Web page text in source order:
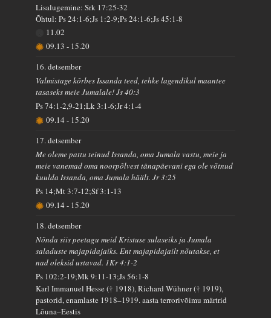
Lisalugemine: Srk 17:25-32
Õhtul: Ps 24:1-6;Js 1:2-9;Ps 24:1-6;Js 45:1-8
11.02
09.13- 15.20
16. detsember
Valmistage kõrbes Issanda teed, tehke lagendikul maantee
tasaseks meie Jumalale! Js 40:3
Ps 74:1-2,9-21;Lk 3:1-6;Jr 4:1-4
09.14- 15.20
17. detsember
Me oleme pattu teinud Issanda, oma Jumala vastu, meie ja
meie vanemad oma noorpõlvest tänapäevani ega ole võtnud
kuulda Issanda, oma Jumala häält. Jr 3:25
Ps 14;Mt 3:7-12;Sf 3:1-13
09.14- 15.20
18. detsember
Nõnda siis peetagu meid Kristuse sulaseiks ja Jumala
saladuste majapidajaiks. Ent majapidajailt nõutakse, et
nad oleksid ustavad. 1Kr 4:1-2
Ps 102:2-19;Mk 9:11-13;Js 56:1-8
Karl Immanuel Hesse († 1918), Richard Wühner († 1919),
pastorid, enamlaste 1918–1919. aasta terrorivõimu märtrid
Lõuna–Eestis